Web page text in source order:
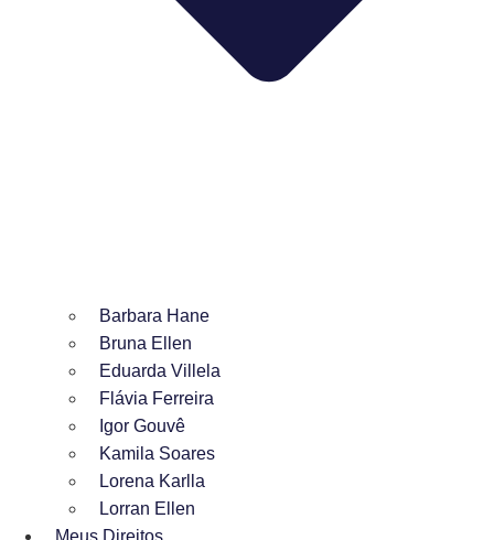
Barbara Hane
Bruna Ellen
Eduarda Villela
Flávia Ferreira
Igor Gouvê
Kamila Soares
Lorena Karlla
Lorran Ellen